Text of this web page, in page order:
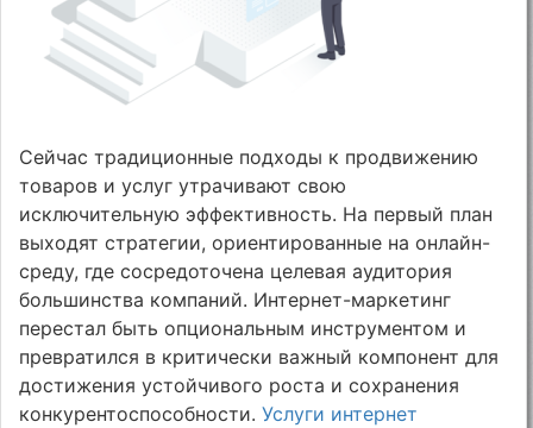
Сейчас традиционные подходы к продвижению
товаров и услуг утрачивают свою
исключительную эффективность. На первый план
выходят стратегии, ориентированные на онлайн-
среду, где сосредоточена целевая аудитория
большинства компаний. Интернет-маркетинг
перестал быть опциональным инструментом и
превратился в критически важный компонент для
достижения устойчивого роста и сохранения
конкурентоспособности.Услуги интернет